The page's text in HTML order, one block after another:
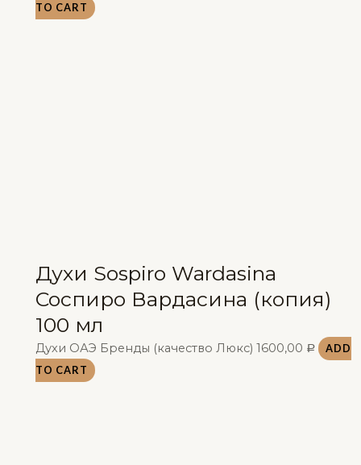
TO CART
Духи Sospiro Wardasina
Соспиро Вардасина (копия)
100 мл
Духи ОАЭ Бренды (качество Люкс) 1600,00 Р
ADD
TO CART